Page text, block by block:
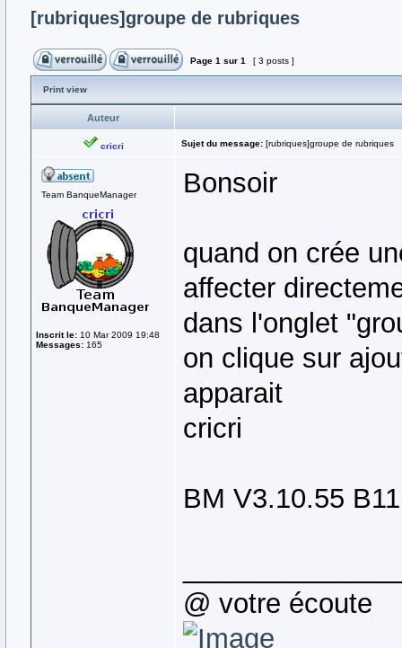
[rubriques]groupe de rubriques
Page 1 sur 1 [ 3 posts ]
Print view
Auteur
cricri Sujet du message: [rubriques]groupe de rubriques
Team BanqueManager
Inscrit le: 10 Mar 2009 19:48
Messages: 165
Bonsoir
quand on crée
affecter
dans l'onglet
on clique sur
apparait
cricri
BM V3.10.55 B11
@ votre écoute